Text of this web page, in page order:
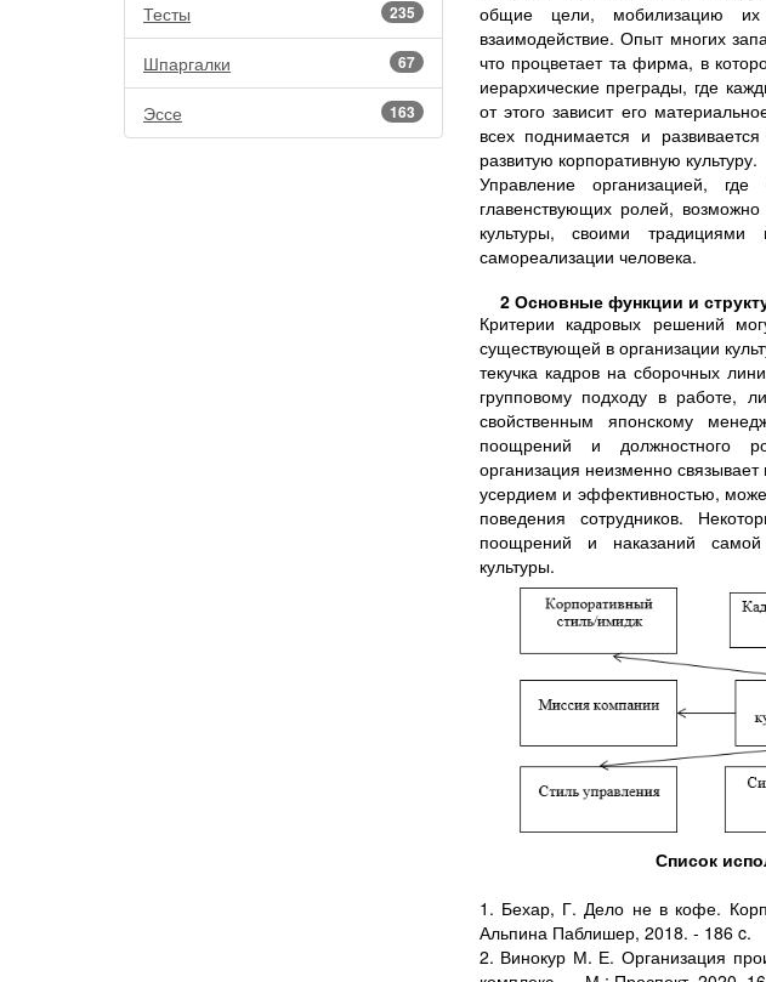
235
Тесты
67
Шпаргалки
163
Эссе
общие цели, мобилизацию их
взаимодействие. Опыт многих
что процветает та фирма, в
иерархические преграды, где
от этого зависит его
всех поднимается и
развитую корпоративную культуру.
Управление организацией,
главенствующих ролей,
культуры, своими
самореализации человека.
2 Основные функции и
Критерии кадровых решений
существующей в организации
текучка кадров на сборочных
групповому подходу в работе,
свойственным японскому
поощрений и должностного
организация неизменно
усердием и эффективностью,
поведения сотрудников.
поощрений и наказаний
культуры.
Список
1. Бехар, Г. Дело не в кофе.
Альпина Паблишер, 2018. - 186 c.
2. Винокур М. Е. Организация